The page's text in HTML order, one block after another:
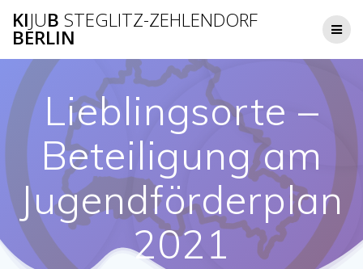
Inhalt
KIJUB STEGLITZ-ZEHLENDORF
BERLIN
Lieblingsorte –
Beteiligung am
Jugendförderplan
2021